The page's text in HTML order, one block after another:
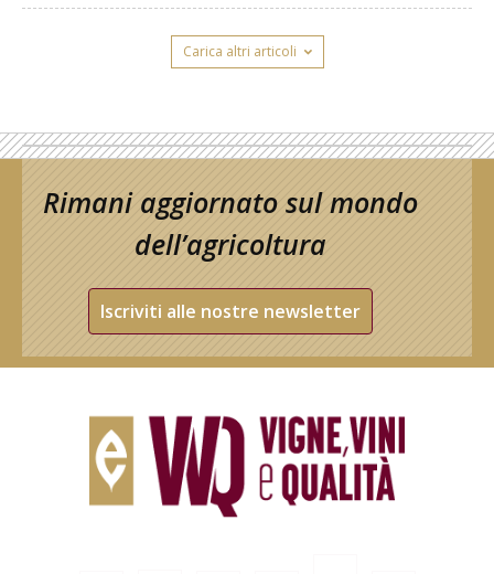
Carica altri articoli
Rimani aggiornato sul mondo
dell’agricoltura
Iscriviti alle nostre newsletter